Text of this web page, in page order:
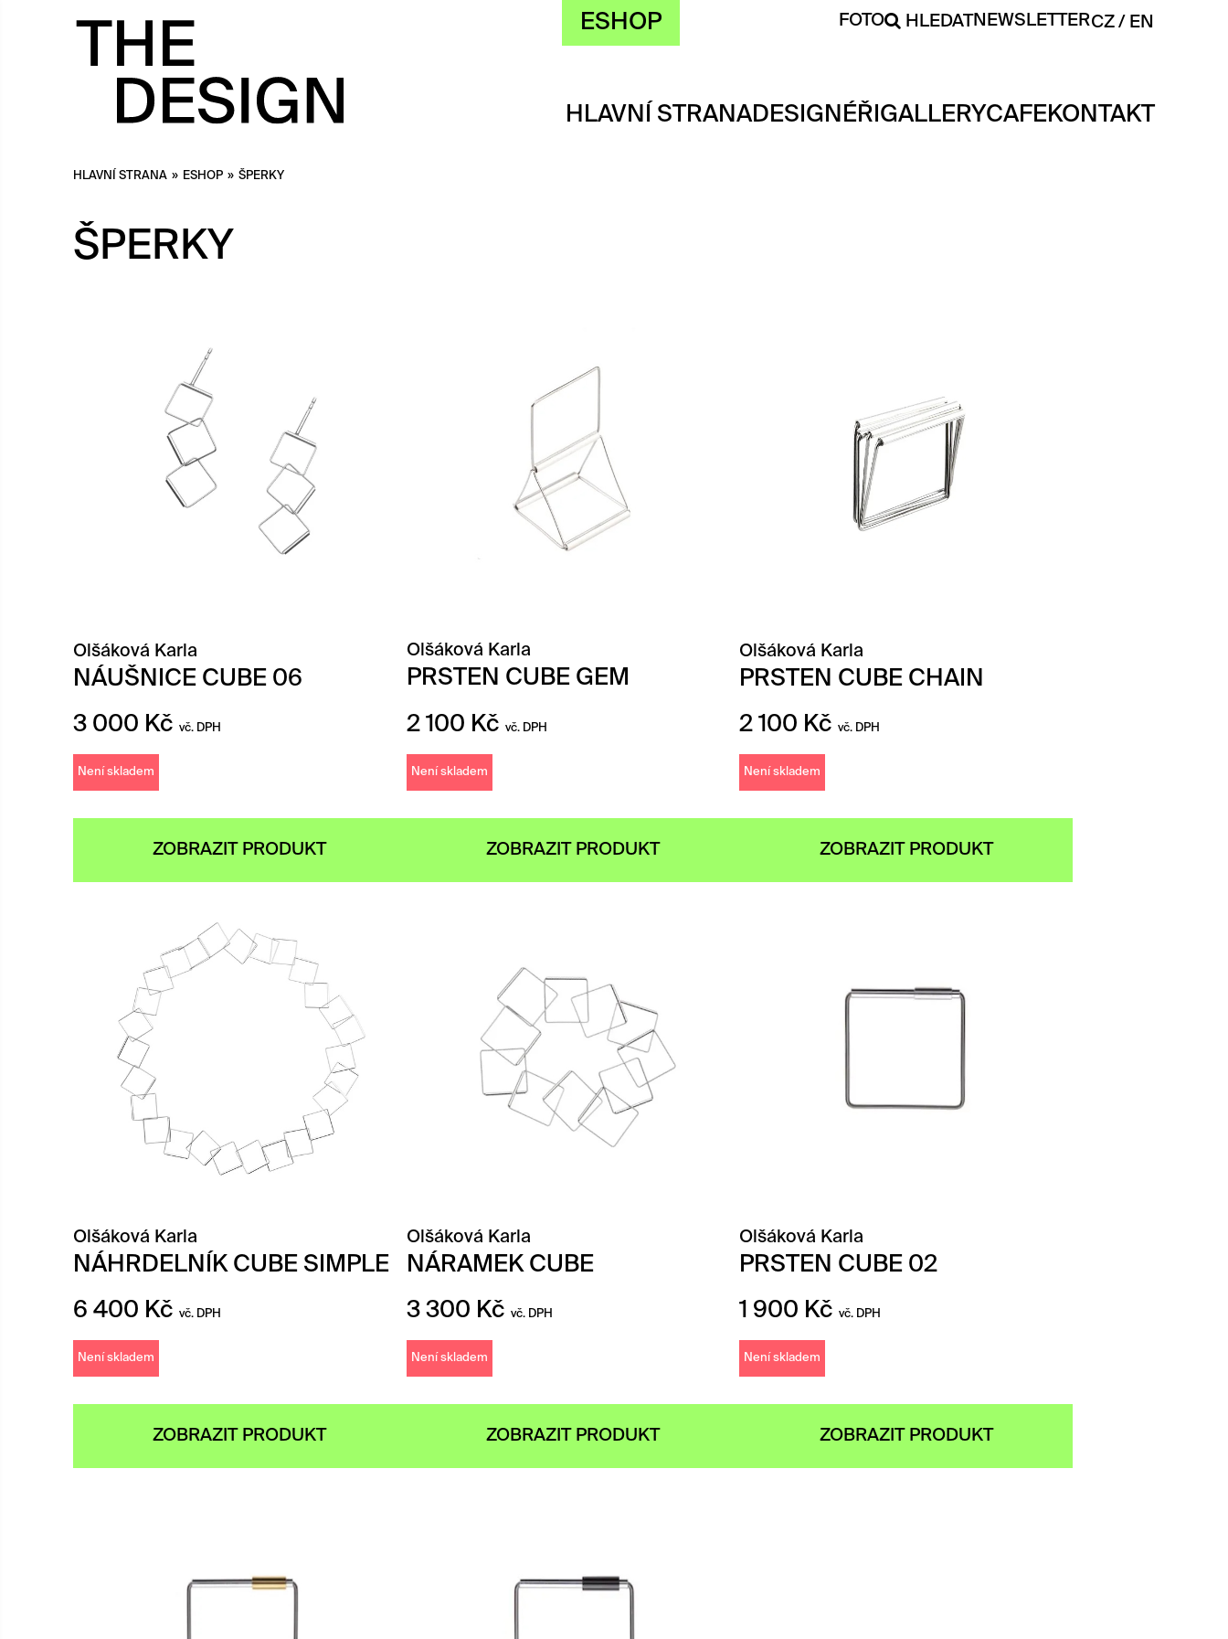
ESHOP FOTO HLEDATNEWSLETTERCZ EN
HLAVNÍ STRANADESIGNÉŘIGALLERYCAFEKONTAKT
HLAVNÍ STRANA » ESHOP » ŠPERKY
ŠPERKY
Olšáková Karla
NÁUŠNICE CUBE 06
3 000 Kč vč. DPH
Není skladem
ZOBRAZIT PRODUKT
Olšáková Karla
PRSTEN CUBE GEM
2 100 Kč vč. DPH
Není skladem
ZOBRAZIT PRODUKT
Olšáková Karla
PRSTEN CUBE CHAIN
2 100 Kč vč. DPH
Není skladem
ZOBRAZIT PRODUKT
Olšáková Karla
NÁHRDELNÍK CUBE SIMPLE
6 400 Kč vč. DPH
Není skladem
ZOBRAZIT PRODUKT
Olšáková Karla
NÁRAMEK CUBE
3 300 Kč vč. DPH
Není skladem
ZOBRAZIT PRODUKT
Olšáková Karla
PRSTEN CUBE 02
1 900 Kč vč. DPH
Není skladem
ZOBRAZIT PRODUKT